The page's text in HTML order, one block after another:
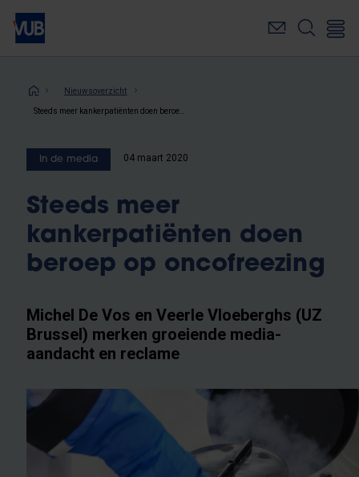
Overslaan
naar
inhoudKruimelpad
Nieuwsoverzicht
In de media 04 maart 2020
Steeds meer
kankerpatiënten doen
beroep op oncofreezing
Michel De Vos en Veerle Vloeberghs (UZ
Brussel) merken groeiende media-
aandacht en reclame